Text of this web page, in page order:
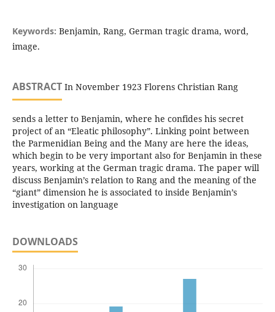
Keywords: Benjamin, Rang, German tragic drama, word,
image.
ABSTRACTIn November 1923 Florens Christian Rang
sends a letter to Benjamin, where he confides his secret
project of an “Eleatic philosophy”. Linking point between
the Parmenidian Being and the Many are here the ideas,
which begin to be very important also for Benjamin in these
years, working at the German tragic drama. The paper will
discuss Benjamin’s relation to Rang and the meaning of the
“giant” dimension he is associated to inside Benjamin’s
investigation on language
DOWNLOADS